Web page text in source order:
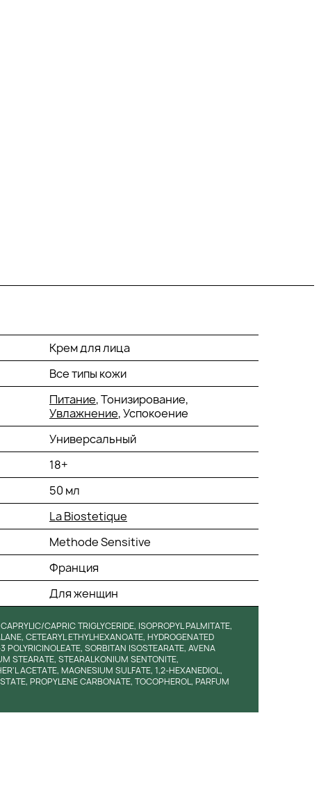
Крем для лица
Все типы кожи
Питание, Тонизирование,
Увлажнение, Успокоение
Универсальный
18+
50 мл
La Biostetique
Methode Sensitive
Франция
Для женщин
CAPRIC TRIGLYCERIDE, ISOPROPYL PALMITATE,
CETEARYL ETHYLHEXANOATE, HYDROGENATED
POLYRICINOLEATE, SORBITAN ISOSTEARATE, AVENA
STEARATE, STEARALKONIUM SENTONITE,
ACETATE, MAGNESIUM SULFATE, 1,2-HEXANEDIOL,
PROPYLENE CARBONATE, TOCOPHEROL, PARFUM